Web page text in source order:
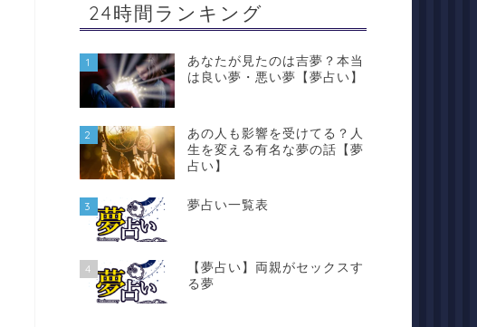
24時間ランキング
1
あなたが見たのは吉夢？本当
は良い夢・悪い夢【夢占い】
2
あの人も影響を受けてる？人
生を変える有名な夢の話【夢
占い】
3 夢占い一覧表
4
【夢占い】両親がセックスす
る夢